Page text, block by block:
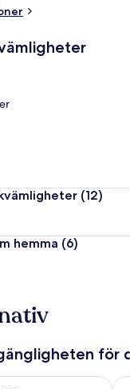
(12)
hemma (6)
för
för ikväll aug.